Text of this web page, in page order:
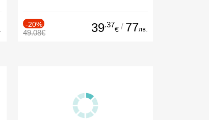
-20%
49.08€ 39.37
€ / 77лв.